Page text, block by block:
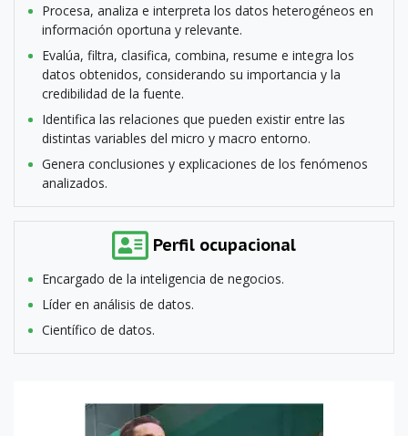
Procesa, analiza e interpreta los datos heterogéneos en
información oportuna y relevante.
Evalúa, filtra, clasifica, combina, resume e integra los
datos obtenidos, considerando su importancia y la
credibilidad de la fuente.
Identifica las relaciones que pueden existir entre las
distintas variables del micro y macro entorno.
Genera conclusiones y explicaciones de los fenómenos
analizados.
Perfil ocupacional
Encargado de la inteligencia de negocios.
Líder en análisis de datos.
Científico de datos.